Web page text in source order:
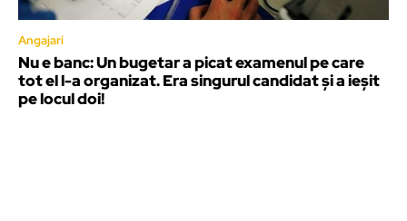
Angajari
Nu e banc: Un bugetar a picat examenul pe care
tot el l-a organizat. Era singurul candidat și a ieșit
pe locul doi!